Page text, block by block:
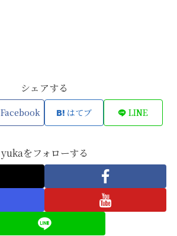
シェアする
Facebook はてブ LINE
yukaをフォローする